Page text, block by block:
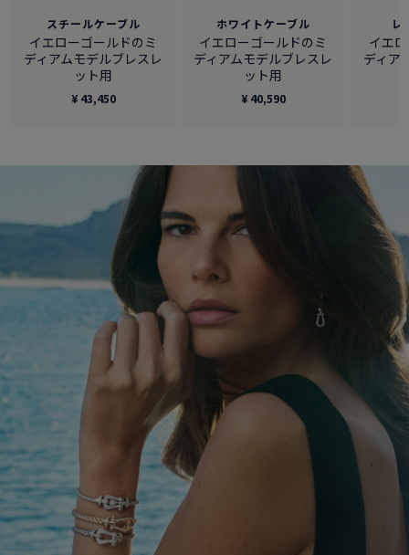
スチールケーブル
イエローゴールドのミ
ディアムモデルブレスレ
ット用
¥ 43,450
ホワイトケーブル
イエローゴールドのミ
ディアムモデルブレスレ
ット用
¥ 40,590
レ
イエ
ディア